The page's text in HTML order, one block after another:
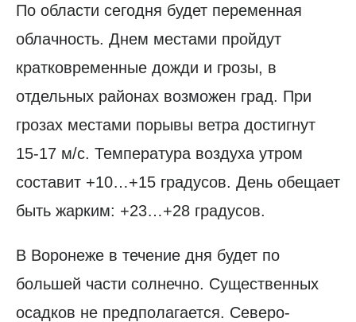
По области сегодня будет переменная
облачность. Днем местами пройдут
кратковременные дожди и грозы, в
отдельных районах возможен град. При
грозах местами порывы ветра достигнут
15-17 м/с. Температура воздуха утром
составит +10…+15 градусов. День обещает
быть жарким: +23…+28 градусов.
В Воронеже в течение дня будет по
большей части солнечно. Существенных
осадков не предполагается. Северо-